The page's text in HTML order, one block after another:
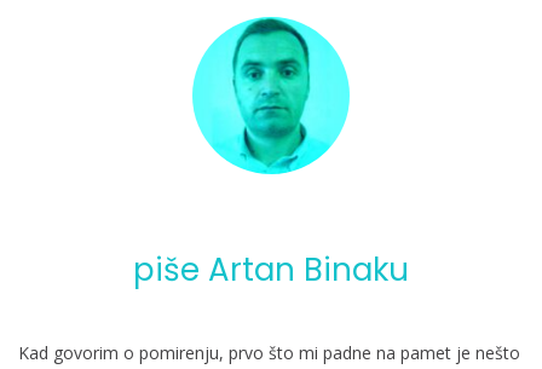
piše Artan Binaku
Kad govorim o pomirenju, prvo što mi padne na pamet je nešto